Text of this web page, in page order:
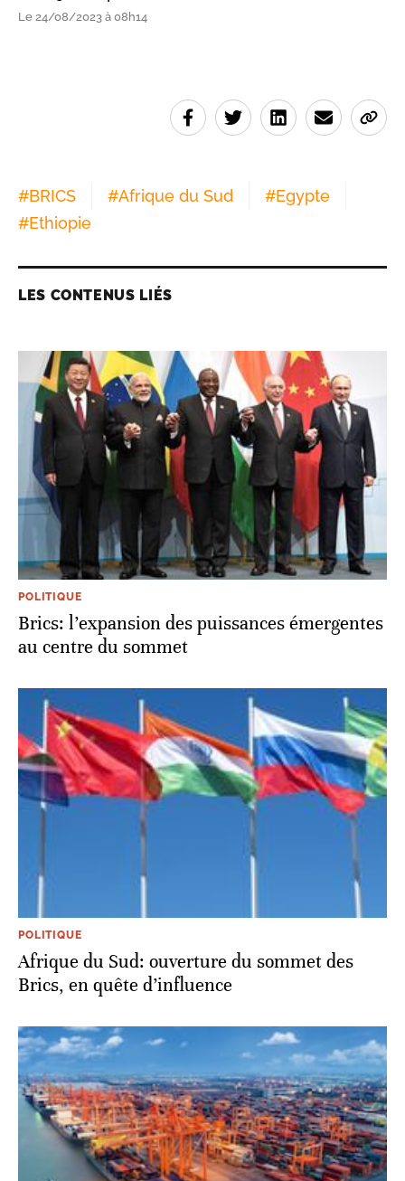
Le 24/08/2023 à 08h14
#BRICS #Afrique du Sud #Egypte
#Ethiopie
LES CONTENUS LIÉS
POLITIQUE
Brics: l’expansion des puissances émergentes
au centre du sommet
POLITIQUE
Afrique du Sud: ouverture du sommet des
Brics, en quête d’influence